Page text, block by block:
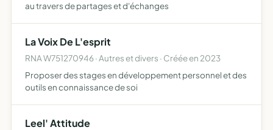
au travers de partages et d'échanges
La Voix De L'esprit
RNA W751270946 · Autres et divers · Créée en 2023
Proposer des stages en développement personnel et des
outils en connaissance de soi
Leel' Attitude